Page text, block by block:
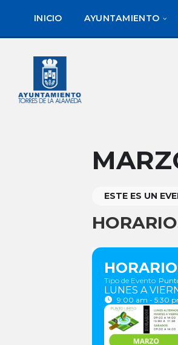
contenido
barra
izquierda
de
INICIO AYUNTAMIENTO
ESTE ES UN
Tipo de Evento
LUNES A
9:00 am - 5:30